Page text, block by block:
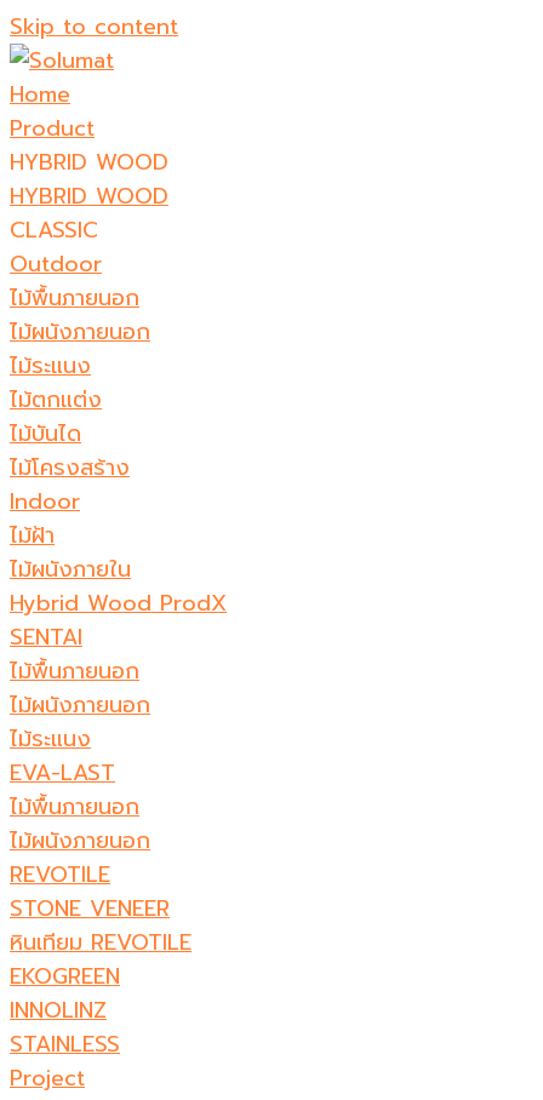
Skip to content
Home
Product
HYBRID WOOD
HYBRID WOOD
CLASSIC
Outdoor
ไม้พื้นภายนอก
ไม้ผนังภายนอก
ไม้ระแนง
ไม้ตกแต่ง
ไม้บันได
ไม้โครงสร้าง
Indoor
ไม้ฝ้า
ไม้ผนังภายใน
Hybrid Wood ProdX
SENTAI
ไม้พื้นภายนอก
ไม้ผนังภายนอก
ไม้ระแนง
EVA-LAST
ไม้พื้นภายนอก
ไม้ผนังภายนอก
REVOTILE
STONE VENEER​
หินเทียม REVOTILE​
EKOGREEN
INNOLINZ
STAINLESS
Project